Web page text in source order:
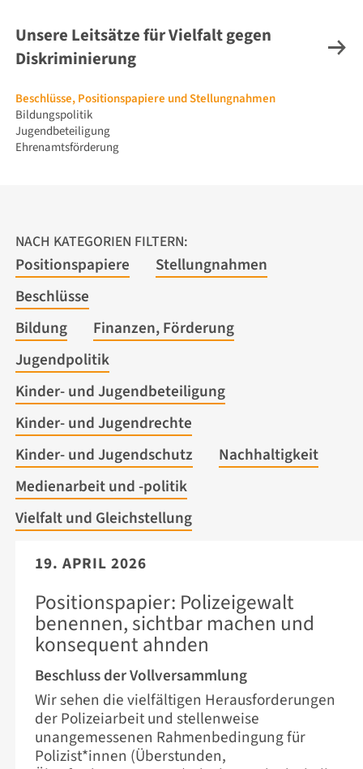
Navigation
überspringen
Beschlüsse, Positionspapiere und Stellungnahmen
Bildungspolitik
Jugendbeteiligung
Ehrenamtsförderung
Unsere Leitsätze für Vielfalt gegen
Diskriminierung
NACH KATEGORIEN FILTERN:
Positionspapiere
Stellungnahmen
Beschlüsse
Bildung
Finanzen, Förderung
Jugendpolitik
Kinder- und Jugendbeteiligung
Kinder- und Jugendrechte
Kinder- und Jugendschutz
Nachhaltigkeit
Medienarbeit und -politik
Vielfalt und Gleichstellung
19. APRIL 2026
Positionspapier: Polizeigewalt
benennen, sichtbar machen und
konsequent ahnden
Beschluss der Vollversammlung
Wir sehen die vielfältigen Herausforderungen
der Polizeiarbeit und stellenweise
unangemessenen Rahmenbedingung für
Polizist*innen (Überstunden,